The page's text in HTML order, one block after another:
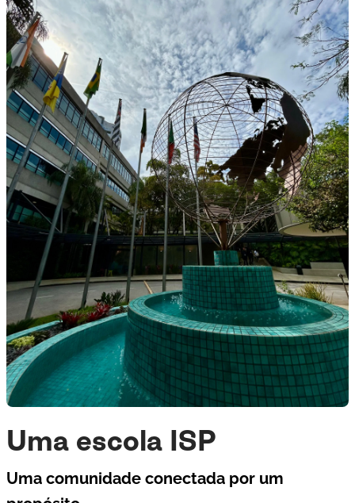
Uma escola ISP
Uma comunidade conectada por um